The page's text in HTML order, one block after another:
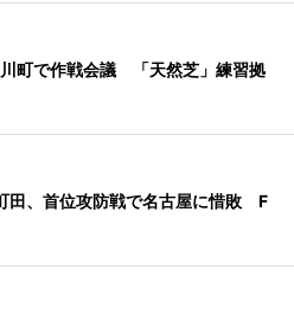
町で作戦会議 「天然芝」練習拠
田、首位攻防戦で名古屋に惜敗 F